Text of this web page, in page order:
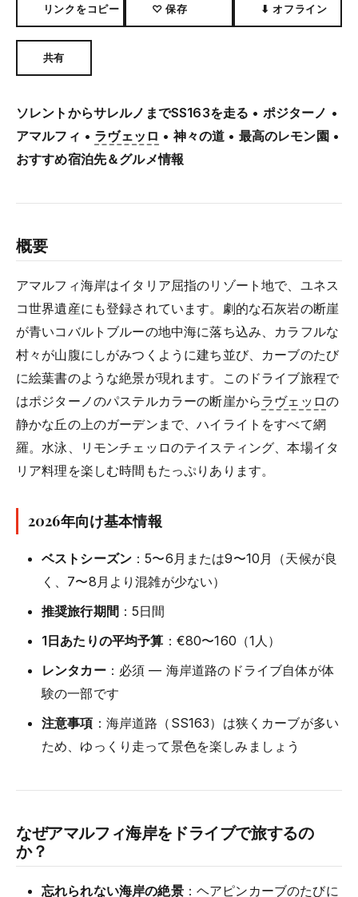
リンクをコピー ♡ 保存 ⬇ オフライン
共有
ソレントからサレルノまでSS163を走る • ポジターノ •
アマルフィ • ラヴェッロ • 神々の道 • 最高のレモン園 •
おすすめ宿泊先＆グルメ情報
概要
アマルフィ海岸はイタリア屈指のリゾート地で、ユネス
コ世界遺産にも登録されています。劇的な石灰岩の断崖
が青いコバルトブルーの地中海に落ち込み、カラフルな
村々が山腹にしがみつくように建ち並び、カーブのたび
に絵葉書のような絶景が現れます。このドライブ旅程で
はポジターノのパステルカラーの断崖からラヴェッロの
静かな丘の上のガーデンまで、ハイライトをすべて網
羅。水泳、リモンチェッロのテイスティング、本場イタ
リア料理を楽しむ時間もたっぷりあります。
2026年向け基本情報
ベストシーズン ：5〜6月または9〜10月（天候が良
く、7〜8月より混雑が少ない）
推奨旅行期間 ：5日間
1日あたりの平均予算 ：€80〜160（1人）
レンタカー：必須 — 海岸道路のドライブ自体が体
験の一部です
注意事項 ：海岸道路（SS163）は狭くカーブが多い
ため、ゆっくり走って景色を楽しみましょう
なぜアマルフィ海岸をドライブで旅するの
か？
忘れられない海岸の絶景：ヘアピンカーブのたびに